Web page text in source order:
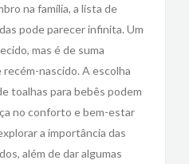
na família, a lista de
pode parecer infinita. Um
mas é de suma
nascido. A escolha
toalhas para bebês podem
no conforto e bem-estar
a importância das
além de dar algumas